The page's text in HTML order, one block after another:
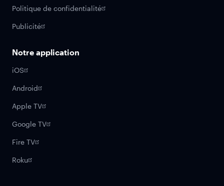
Politique de confidentialité
Publicité
Notre application
iOS
Android
Apple TV
Google TV
Fire TV
Roku